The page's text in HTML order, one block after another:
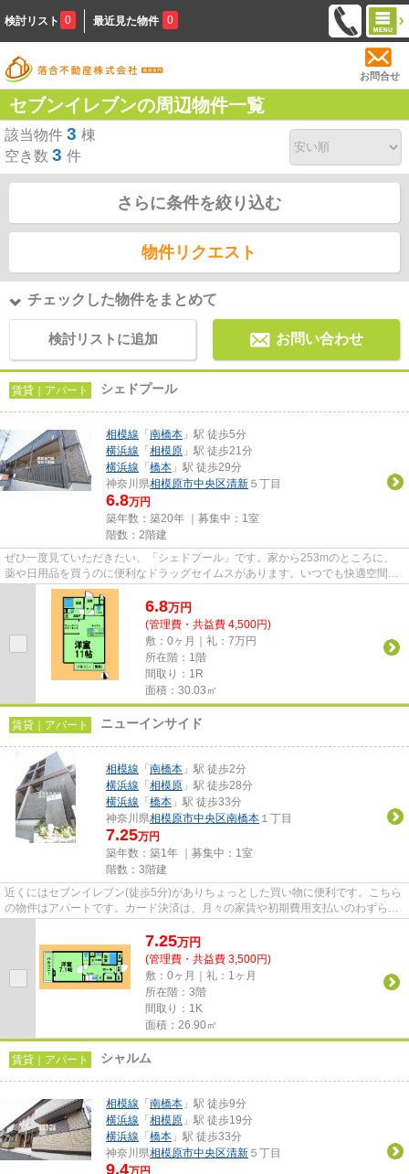
検討リスト 0 最近見た物件 0
お問合せ
セブンイレブンの周辺物件一覧
該当物件 3 棟
空き数 3 件
さらに条件を絞り込む
物件リクエスト
チェックした物件をまとめて
検討リストに追加 お問い合わせ
賃貸｜アパート シェドプール
相模線 「 南橋本 」駅 徒歩5分
横浜線 「 相模原 」駅 徒歩21分
横浜線 「 橋本 」駅 徒歩29分
神奈川県相模原市中央区清新 ５丁目
6.8万円
築年数：築20年 ｜募集中： 1室
階数：2階建
ぜひ一度見ていただきたい、「シェドプール」です。家から253mのところに、
薬や日用品を買うのに便利なドラッグセイムスがあります。いつでも快適空間を
味わえる通風良好な気持ちよい...
6.8万円
(管理費・共益費 4,500円)
敷：0ヶ月｜礼：7万円
所在階：1階
間取り：1R
面積：30.03㎡
賃貸｜アパート ニューインサイド
相模線 「 南橋本 」駅 徒歩2分
横浜線 「 相模原 」駅 徒歩28分
横浜線 「 橋本 」駅 徒歩33分
神奈川県相模原市中央区南橋本 １丁目
7.25万円
築年数：築1年 ｜募集中： 1室
階数：3階建
近くにはセブンイレブン(徒歩5分)がありちょっとした買い物に便利です。こちら
の物件はアパートです。カード決済は、月々の家賃や初期費用支払いのわずらわ
7.25万円
(管理費・共益費 3,500円)
敷：0ヶ月｜礼：1ヶ月
所在階：3階
間取り：1K
面積：26.90㎡
賃貸｜アパート シャルム
相模線 「 南橋本 」駅 徒歩9分
横浜線 「 相模原 」駅 徒歩19分
横浜線 「 橋本 」駅 徒歩33分
神奈川県相模原市中央区清新 ５丁目
9.4万円